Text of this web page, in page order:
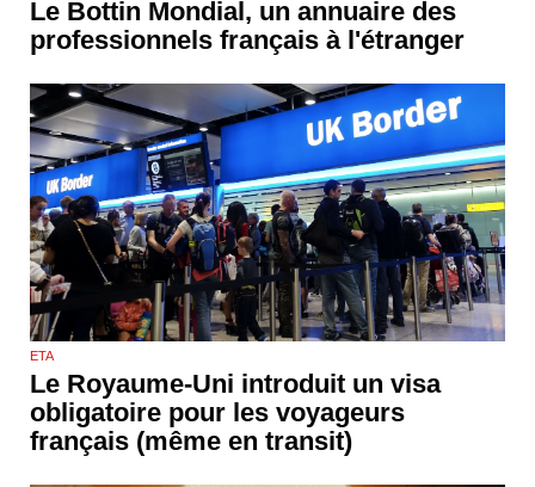
Le Bottin Mondial, un annuaire des
professionnels français à l'étranger
ETA
Le Royaume-Uni introduit un visa
obligatoire pour les voyageurs
français (même en transit)